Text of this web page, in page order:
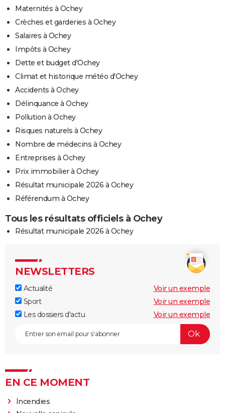
Maternités à Ochey
Crèches et garderies à Ochey
Salaires à Ochey
Impôts à Ochey
Dette et budget d'Ochey
Climat et historique météo d'Ochey
Accidents à Ochey
Délinquance à Ochey
Pollution à Ochey
Risques naturels à Ochey
Nombre de médecins à Ochey
Entreprises à Ochey
Prix immobilier à Ochey
Résultat municipale 2026 à Ochey
Référendum à Ochey
Tous les résultats officiels à Ochey
Résultat municipale 2026 à Ochey
NEWSLETTERS
Actualité
Voir un exemple
Sport
Voir un exemple
Les dossiers d'actu
Voir un exemple
EN CE MOMENT
Incendies